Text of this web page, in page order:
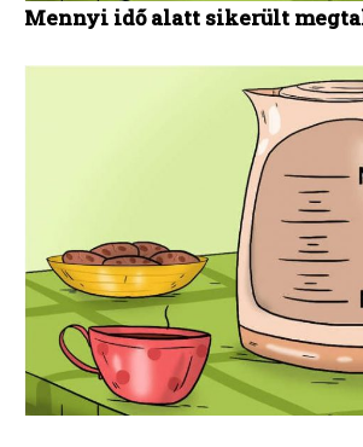
Mennyi idő alatt sikerült